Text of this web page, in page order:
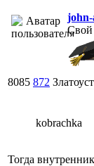
john-
Свой
8085 872 Златоуст
kobrachka
Тогда